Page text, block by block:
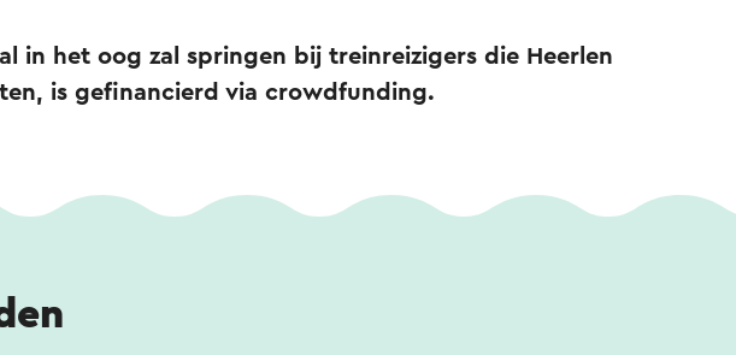
in het oog zal springen bij treinreizigers die Heerlen
is gefinancierd via crowdfunding.